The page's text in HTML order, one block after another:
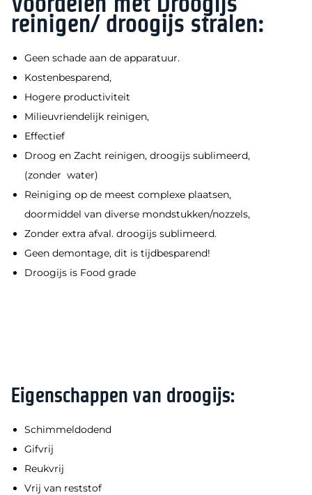
reinigen/ droogijs stralen:
Geen schade aan de apparatuur.
Kostenbesparend,
Hogere productiviteit
Milieuvriendelijk reinigen,
Effectief
Droog en Zacht reinigen, droogijs sublimeerd,
(zonder water)
Reiniging op de meest complexe plaatsen,
doormiddel van diverse mondstukken/nozzels,
Zonder extra afval. droogijs sublimeerd.
Geen demontage, dit is tijdbesparend!
Droogijs is Food grade
Eigenschappen van droogijs:
Schimmeldodend
Gifvrij
Reukvrij
Vrij van reststof